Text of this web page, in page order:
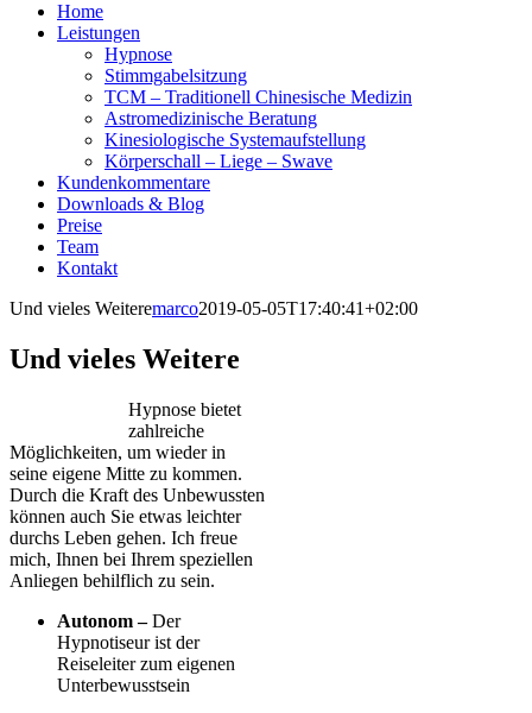
Home
Leistungen
Hypnose
Stimmgabelsitzung
TCM – Traditionell Chinesische Medizin
Astromedizinische Beratung
Kinesiologische Systemaufstellung
Körperschall – Liege – Swave
Kundenkommentare
Downloads & Blog
Preise
Team
Kontakt
Und vieles Weiteremarco2019-05-05T17:40:41+02:00
Und vieles Weitere
Hypnose bietet
zahlreiche
Möglichkeiten, um wieder in
seine eigene Mitte zu kommen.
Durch die Kraft des Unbewussten
können auch Sie etwas leichter
durchs Leben gehen. Ich freue
mich, Ihnen bei Ihrem speziellen
Anliegen behilflich zu sein.
Autonom –Der
Hypnotiseur ist der
Reiseleiter zum eigenen
Unterbewusstsein